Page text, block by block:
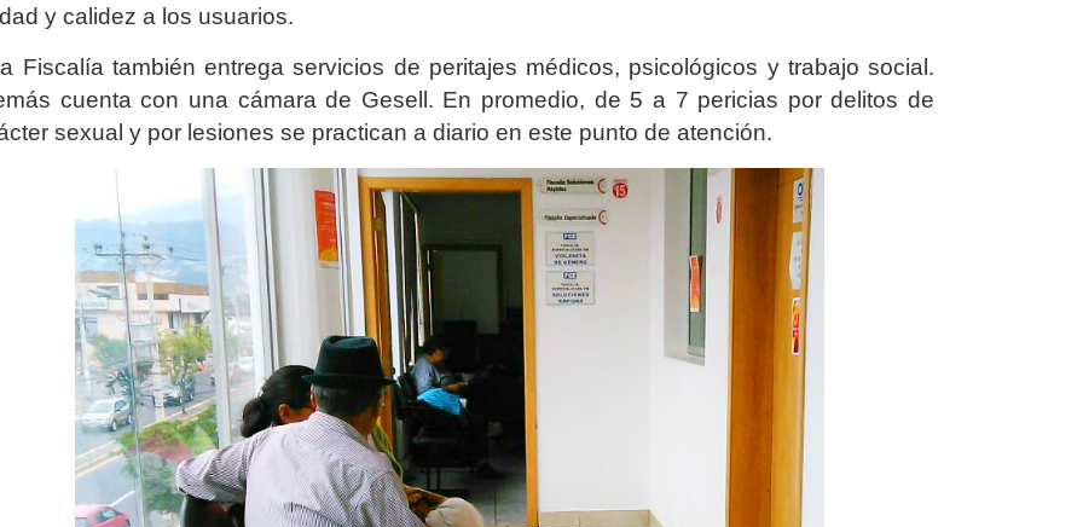
y calidez a los usuarios.
Fiscalía también entrega servicios de peritajes médicos, psicológicos y trabajo social.
cuenta con una cámara de Gesell. En promedio, de 5 a 7 pericias por delitos de
sexual y por lesiones se practican a diario en este punto de atención.